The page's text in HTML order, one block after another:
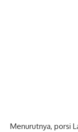
Menurutnya, porsi